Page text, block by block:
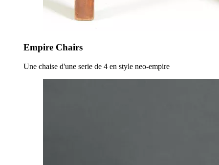
Empire Chairs
Une chaise d'une serie de 4 en style neo-empire